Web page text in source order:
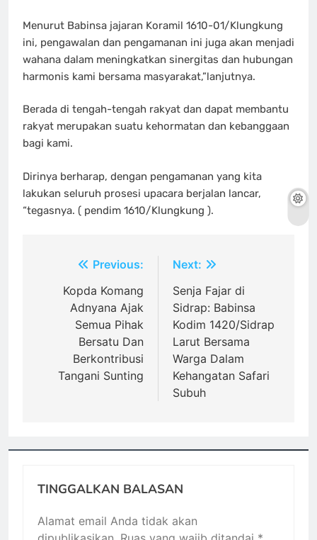
Menurut Babinsa jajaran Koramil 1610-01/Klungkung
ini, pengawalan dan pengamanan ini juga akan menjadi
wahana dalam meningkatkan sinergitas dan hubungan
harmonis kami bersama masyarakat,”lanjutnya.
Berada di tengah-tengah rakyat dan dapat membantu
rakyat merupakan suatu kehormatan dan kebanggaan
bagi kami.
Dirinya berharap, dengan pengamanan yang kita
lakukan seluruh prosesi upacara berjalan lancar,
“tegasnya. ( pendim 1610/Klungkung ).
Navigasi
pos
Previous:
Kopda Komang
Adnyana Ajak
Semua Pihak
Bersatu Dan
Berkontribusi
Tangani Sunting
Next:
Senja Fajar di
Sidrap: Babinsa
Kodim 1420/Sidrap
Larut Bersama
Warga Dalam
Kehangatan Safari
Subuh
TINGGALKAN BALASAN
Alamat email Anda tidak akan